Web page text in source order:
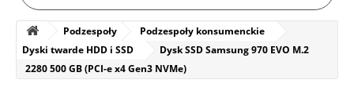
Podzespoły
Podzespoły konsumenckie
Dyski twarde HDD i SSD
Dysk SSD Samsung 970 EVO M.2
2280 500 GB (PCI-e x4 Gen3 NVMe)